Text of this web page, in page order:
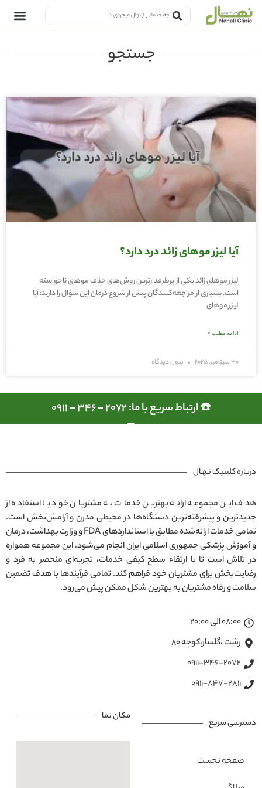
جستجو
آیا لیزر موهای زائد درد دارد؟
لیزر موهای زائد یکی از پرطرفدارترین روش‌های حذف موهای ناخواسته
است. بسیاری از مراجعه‌کنندگان پیش از شروع درمان این سؤال را دارند: آیا
لیزر موهای
ادامه مطلب »
30 سپتامبر, 2025 بدون دیدگاه
☎️ ارتباط سریع با ما: 2072 - 346 - 0911
درباره کلینیک نـهـال
هدف این مجموعه ارائه بهترین خدمات به مشتریان خود با استفاده از
جدیدترین و پیشرفته‌ترین دستگاه‌ها در محیطی مدرن و آرامش‌بخش است.
تمامی خدمات ارائه‌شده مطابق با استانداردهای FDA و وزارت بهداشت، درمان
و آموزش پزشکی جمهوری اسلامی ایران انجام می‌شود. این مجموعه همواره
در تلاش است تا با ارتقاء سطح کیفی خدمات، تجربه‌ای منحصر به فرد و
رضایت‌بخش برای مشتریان خود فراهم کند. تمامی فرآیندها با هدف تضمین
سلامت و رفاه مشتریان به بهترین شکل ممکن پیش می‌رود.
08:00 الی 20:00
رشت ،گلسار،کوچه ۸۰
0911-346-2072
0911-847-2811
دسترسی سریع
صفحه نخست
مکان نما